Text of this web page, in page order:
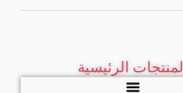
المنتجات الرئيسية
قائمة